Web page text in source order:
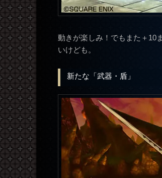
動きが楽しみ！でもまた＋10
いけども。
新たな「武器・盾」